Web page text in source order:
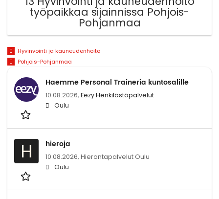
työpaikkaa sijainnissa Pohjois-
Pohjanmaa
Hyvinvointi ja kauneudenhoito
Pohjois-Pohjanmaa
Haemme Personal Traineria kuntosalille
10.08.2026, Eezy Henkilöstöpalvelut
Oulu
H hieroja
10.08.2026, Hierontapalvelut Oulu
Oulu